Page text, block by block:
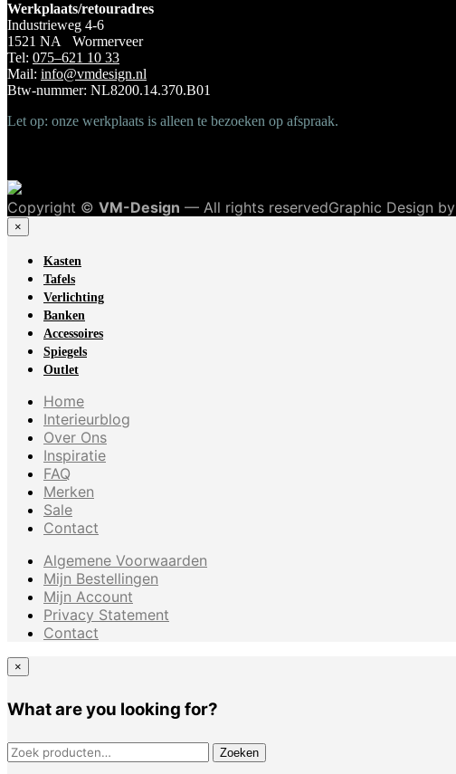
Werkplaats/retouradres
Industrieweg 4-6
1521 NA Wormerveer
Tel: 075–621 10 33
Mail: info@vmdesign.nl
Btw-nummer: NL8200.14.370.B01
Let op: onze werkplaats is alleen te bezoeken op afspraak.
Copyright © VM-Design — All rights reservedGraphic Design by
×
Kasten
Tafels
Verlichting
Banken
Accessoires
Spiegels
Outlet
Home
Interieurblog
Over Ons
Inspiratie
FAQ
Merken
Sale
Contact
Algemene Voorwaarden
Mijn Bestellingen
Mijn Account
Privacy Statement
Contact
×
What are you looking for?
ZOEKEN NAAR: Zoeken